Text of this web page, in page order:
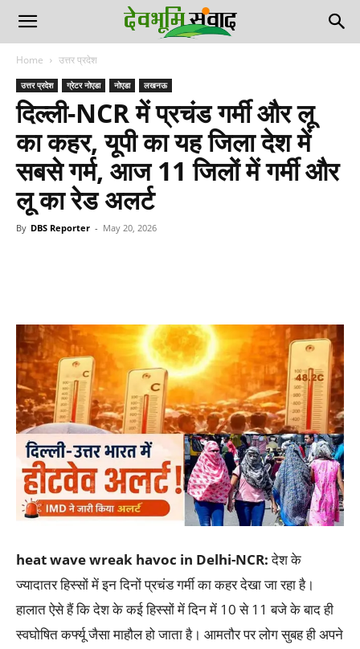
Home उत्तर प्रदेश
उत्तर प्रदेश ग्रेटर नोएडा नोएडा लखनऊ
दिल्ली-NCR में प्रचंड गर्मी और लू
का कहर, यूपी का यह जिला देश में
सबसे गर्म, आज 11 जिलों में गर्मी और
लू का रेड अलर्ट
By DBS Reporter - May 20, 2026
heat wave wreak havoc in Delhi-NCR:देश के
ज्यादातर हिस्सों में इन दिनों प्रचंड गर्मी का कहर देखा जा रहा है।
हालात ऐसे हैं कि देश के कई हिस्सों में दिन में 10 से 11 बजे के बाद ही
स्वघोषित कर्फ्यू जैसा माहौल हो जाता है। आमतौर पर लोग सुबह ही अपने